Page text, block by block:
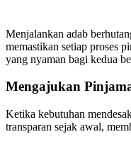
Menjalankan adab
memastikan setiap proses
yang nyaman bagi kedua
Mengajukan
Ketika kebutuhan
transparan sejak awal,